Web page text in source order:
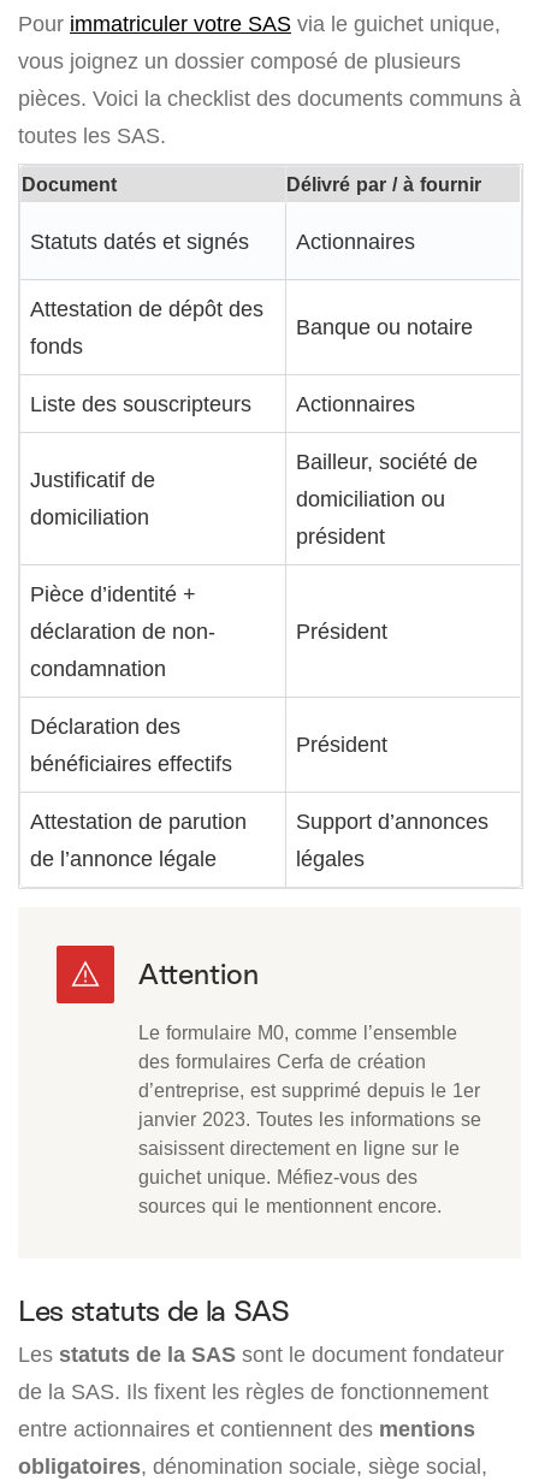
Pour immatriculer votre SAS via le guichet unique,
vous joignez un dossier composé de plusieurs
pièces. Voici la checklist des documents communs à
toutes les SAS.
Document Délivré par / à fournir
Statuts datés et signés Actionnaires
Attestation de dépôt des
fonds
Banque ou notaire
Liste des souscripteurs Actionnaires
Justificatif de
domiciliation
Bailleur, société de
domiciliation ou
président
Pièce d’identité +
déclaration de non-
condamnation
Président
Déclaration des
bénéficiaires effectifs
Président
Attestation de parution
de l’annonce légale
Support d’annonces
légales
Le formulaire M0, comme l’ensemble
des formulaires Cerfa de création
d’entreprise, est supprimé depuis le 1er
janvier 2023. Toutes les informations se
saisissent directement en ligne sur le
guichet unique. Méfiez-vous des
sources qui le mentionnent encore.
Les statuts de la SAS
Les statuts de la SAS sont le document fondateur
de la SAS. Ils fixent les règles de fonctionnement
entre actionnaires et contiennent des mentions
obligatoires, dénomination sociale, siège social,